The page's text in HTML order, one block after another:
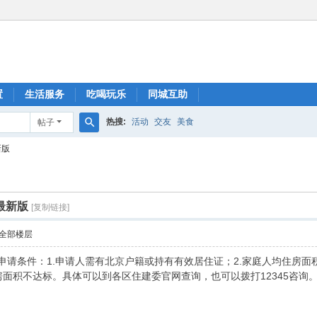
生活服务 吃喝玩乐 同城互助
帖子 热搜: 活动 交友 美食
新版 [复制链接]
部楼层
请条件：1.申请人需有北京户籍或持有有效居住证；2.家庭人均住房
积不达标。具体可以到各区住建委官网查询，也可以拨打12345咨询